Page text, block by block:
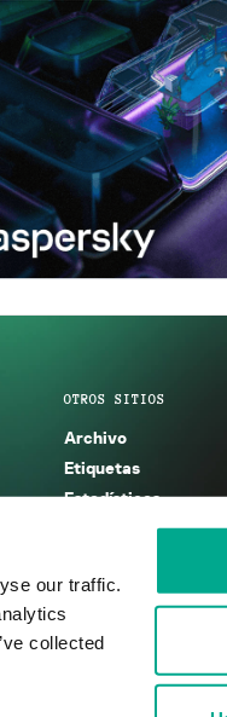
our traffic.
collected
OTROS SITIOS
Archivo
Etiquetas
Estadísticas
Enciclopedia
KSB 2025